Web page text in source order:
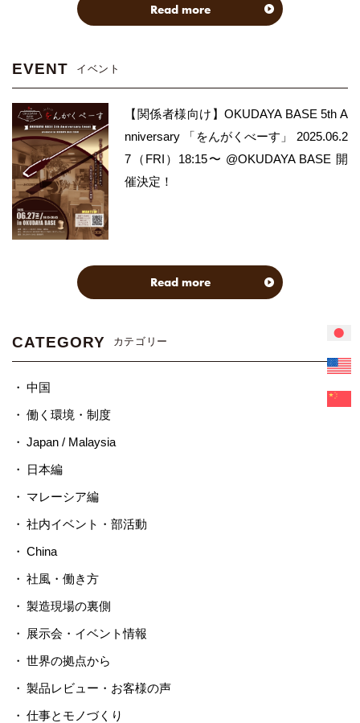
Read more
EVENT イベント
【関係者様向け】OKUDAYA BASE 5th A
nniversary 「をんがくべーす」 2025.06.2
7（FRI）18:15〜 @OKUDAYA BASE 開
催決定！
Read more
CATEGORY カテゴリー
中国
働く環境・制度
Japan / Malaysia
日本編
マレーシア編
社内イベント・部活動
China
社風・働き方
製造現場の裏側
展示会・イベント情報
世界の拠点から
製品レビュー・お客様の声
仕事とモノづくり